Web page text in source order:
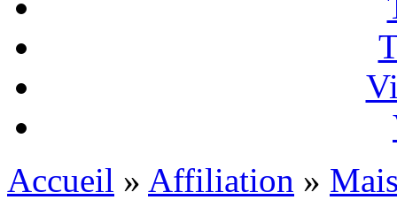
Accueil » Affiliation »